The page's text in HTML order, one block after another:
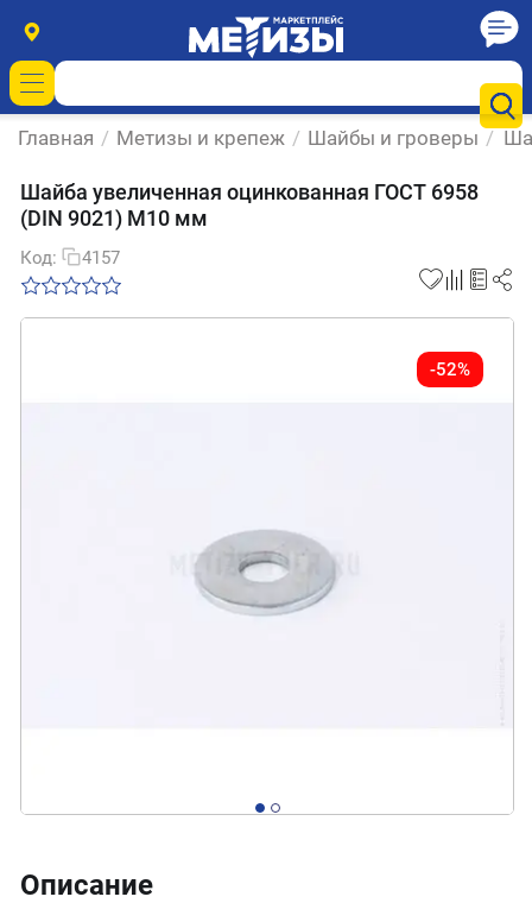
Главная / Метизы и крепеж / Шайбы и гроверы /
Шайба увеличенная оцинкованная ГОСТ 6958
(DIN 9021) М10 мм
Код: 4157
-52%
Описание